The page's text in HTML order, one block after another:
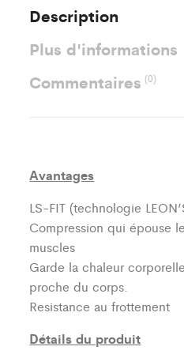
Description
Plus d'informations
Commentaires(0)
Avantages
LS-FIT (technologie
Compression qui épouse
muscles
Garde la chaleur
proche du corps.
Resistance au frottement
Détails du produit